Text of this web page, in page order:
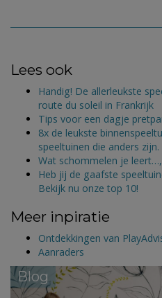
Lees ook
Handig! De allerleukste
route du soleil in Frankrijk
Tips voor een dagje
8x de leukste
speeltuinen die anders zijn.
Wat schommelen je
Heb jij de gaafste
Bekijk nu onze top 10!
Meer inpiratie
Ontdekkingen van
Aanraders
Blog